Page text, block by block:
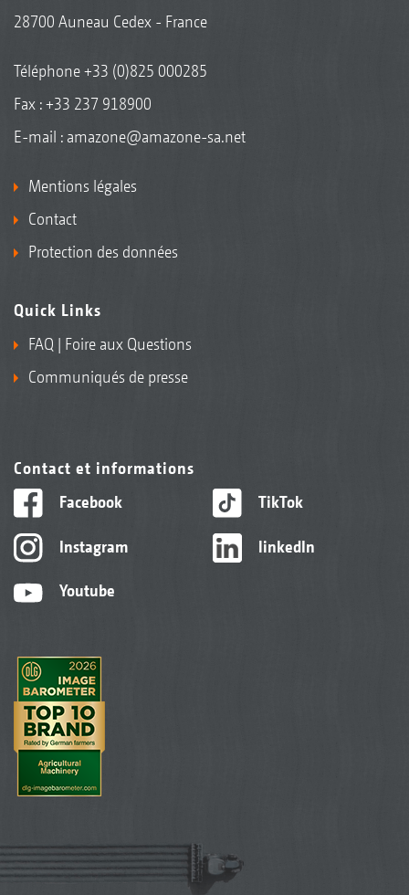
28700 Auneau Cedex - France
Téléphone+33 (0)825 000285
Fax : +33 237 918900
E-mail : amazone@amazone-sa.net
Mentions légales
Contact
Protection des données
Quick Links
FAQ | Foire aux Questions
Communiqués de presse
Contact et informations
Facebook
Instagram
Youtube
TikTok
linkedIn